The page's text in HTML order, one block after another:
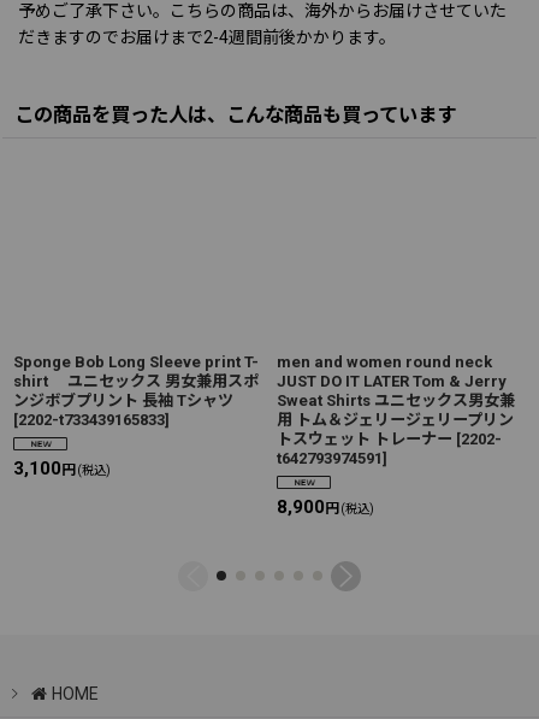
予めご了承下さい。こちらの商品は、海外からお届けさせていた
だきますのでお届けまで2-4週間前後かかります。
この商品を買った人は、こんな商品も買っています
Sponge Bob Long Sleeve print T-
shirt ユニセックス 男女兼用スポ
ンジボブプリント 長袖 Tシャツ
[2202-t733439165833]
3,100 円 (税込)
men and women round neck
JUST DO IT LATER Tom & Jerry
Sweat Shirts ユニセックス男女兼
用 トム＆ジェリージェリープリン
トスウェット トレーナー [2202-
t642793974591]
8,900 円 (税込)
HOME